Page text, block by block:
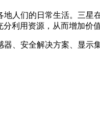
人们的日常生活。三星
利用资源，从而增加价值
安全解决方案、显示集